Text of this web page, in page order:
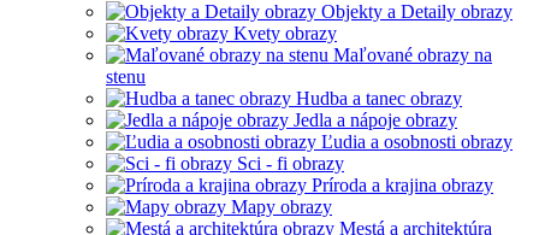
Objekty a Detaily obrazy
Kvety obrazy
Maľované obrazy na
stenu
Hudba a tanec obrazy
Jedla a nápoje obrazy
Ľudia a osobnosti obrazy
Sci - fi obrazy
Príroda a krajina obrazy
Mapy obrazy
Mestá a architektúra